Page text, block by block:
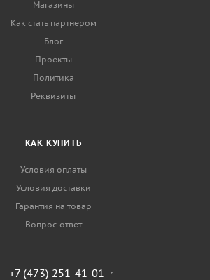
Магазины
Как стать партнером
Блог
Проекты
Политика
Реквизиты
КАК КУПИТЬ
Условия оплаты
Условия доставки
Гарантия на товар
Вопрос-ответ
+7 (473) 251-41-01